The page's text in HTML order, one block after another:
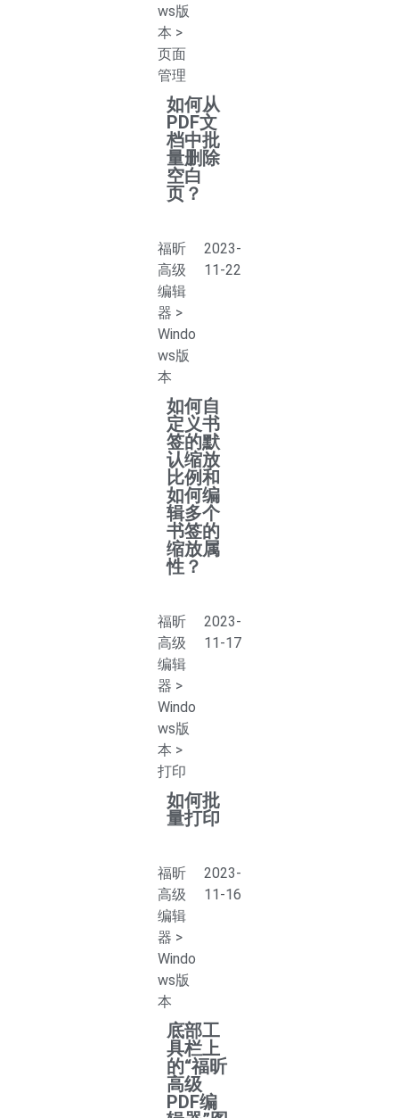
ws版
本 >
页面
管理
如何从
PDF文
档中批
量删除
空白
页？
福昕
高级
编辑
器 >
Windo
ws版
本
2023-
11-22
如何自
定义书
签的默
认缩放
比例和
如何编
辑多个
书签的
缩放属
性？
福昕
高级
编辑
器 >
Windo
ws版
本 >
打印
2023-
11-17
如何批
量打印
福昕
高级
编辑
器 >
Windo
ws版
本
2023-
11-16
底部工
具栏上
的“福昕
高级
PDF编